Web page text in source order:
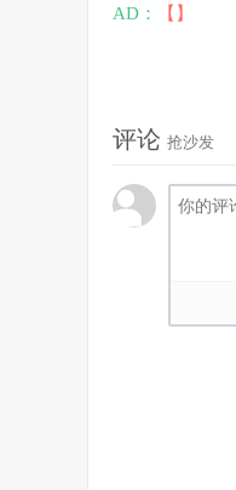
AD： 【】
评论 抢沙发